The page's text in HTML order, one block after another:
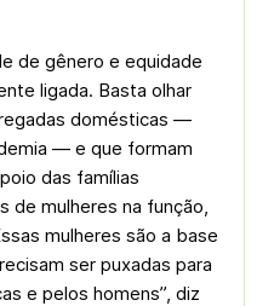
de gênero e equidade
ligada. Basta olhar
domésticas —
— e que formam
das famílias
de mulheres na função,
mulheres são a base
ser puxadas para
e pelos homens”, diz